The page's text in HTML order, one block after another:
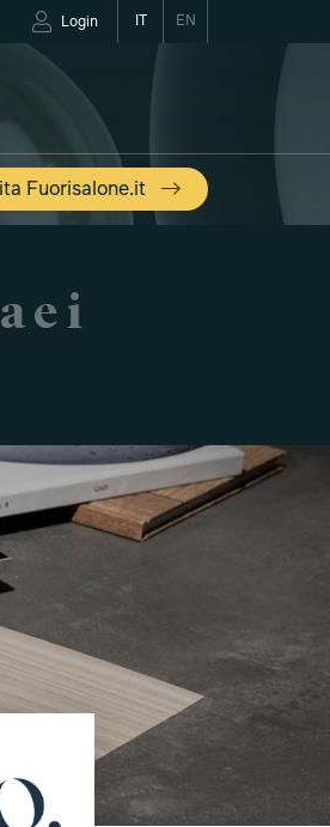
EN
Login
Fuorisalone.it
e i